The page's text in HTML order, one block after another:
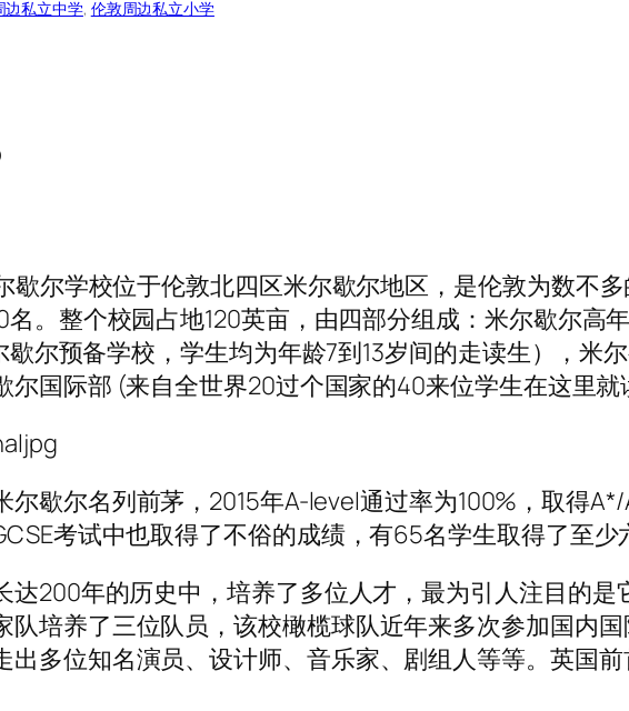
边私立中学, 伦敦周边私立小学
歇尔学校位于伦敦北四区米尔歇尔地区，是伦敦为数不
。整个校园占地120英亩，由四部分组成：米尔歇尔高
尔预备学校，学生均为年龄7到13岁间的走读生），米
国际部 (来自全世界20过个国家的40来位学生在这里就
尔歇尔名列前茅，2015年A-level通过率为100%，取得
考试中也取得了不俗的成绩，有65名学生取得了至少
达200年的历史中，培养了多位人才，最为引人注目的
队培养了三位队员，该校橄榄球队近年来多次参加国内
出多位知名演员、设计师、音乐家、剧组人等等。英国